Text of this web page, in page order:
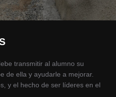
transmitir al alumno su
de ella y ayudarle a mejorar.
y el hecho de ser líderes en el